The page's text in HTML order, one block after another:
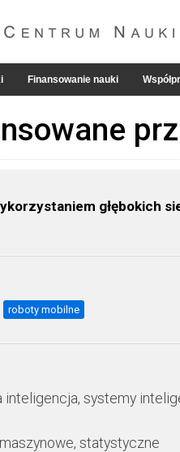
Finansowanie nauki
głębokich
roboty mobilne
inteligencja, systemy
statystyczne